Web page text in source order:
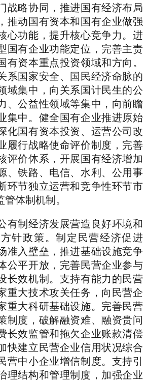
战略协同，推进国有经济布局
推动国有资本和国有企业做强
心功能，提升核心竞争力。进
国有企业功能定位，完善主责
有资本重点投资领域和方向。
系国家安全、国民经济命脉的
域集中，向关系国计民生的公
、公益性领域等集中，向前瞻
集中。健全国有企业推进原始
化国有资本投资、运营公司改
履行战略使命评价制度，完善
评价体系，开展国有经济增加
、铁路、电信、水利、公用事
环节独立运营和竞争性环节市
体制机制。
有制经济发展营造良好环境和
针政策。制定民营经济促进
准入壁垒，推进基础设施竞争
公平开放，完善民营企业参与
长效机制。支持有能力的民营
重大技术攻关任务，向民营企
重大科研基础设施。完善民营
制度，破解融资难、融资贵问
长效监管和拖欠企业账款清偿
快建立民营企业信用状况综合
营中小企业增信制度。支持引
理结构和管理制度，加强企业